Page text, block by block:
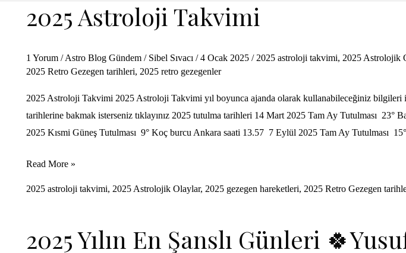
2025 Astroloji Takvimi
1 Yorum /Astro Blog Gündem / Sibel Sıvacı /4 Ocak 2025 / 2025 astroloji takvimi, 2025 Astrolojik
2025 Retro Gezegen tarihleri, 2025 retro gezegenler
2025 Astroloji Takvimi 2025 Astroloji Takvimi yıl boyunca ajanda olarak kullanabileceğiniz bilgileri
tarihlerine bakmak isterseniz tıklayınız 2025 tutulma tarihleri 14 Mart 2025 Tam Ay Tutulması 23°
2025 Kısmi Güneş Tutulması 9° Koç burcu Ankara saati 13.57 7 Eylül 2025 Tam Ay Tutulması
2025
Read More »
2025 astroloji takvimi, 2025 Astrolojik Olaylar, 2025 gezegen hareketleri, 2025 Retro Gezegen
2025 Yılın En Şanslı Günleri